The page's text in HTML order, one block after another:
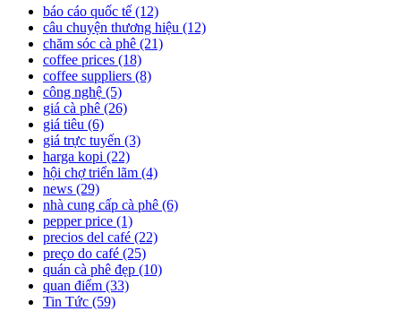
báo cáo quốc tế (12)
câu chuyện thương hiệu (12)
chăm sóc cà phê (21)
coffee prices (18)
coffee suppliers (8)
công nghệ (5)
giá cà phê (26)
giá tiêu (6)
giá trực tuyến (3)
harga kopi (22)
hội chợ triển lãm (4)
news (29)
nhà cung cấp cà phê (6)
pepper price (1)
precios del café (22)
preço do café (25)
quán cà phê đẹp (10)
quan điểm (33)
Tin Tức (59)